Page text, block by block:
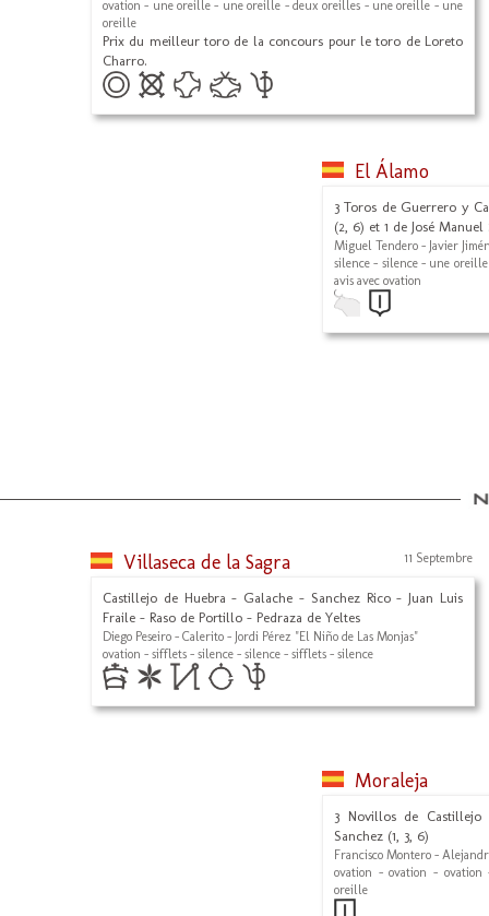
ovation - une oreille - une oreille - deux oreilles - une oreille - une
oreille
Prix du meilleur toro de la concours pour le toro de Loreto
Charro.
El Álamo
3 Toros de Guerrero y
(2, 6) et 1 de José Manuel
Miguel Tendero - Javier
silence - silence - une
avis avec ovation
Villaseca de la Sagra 11 Septembre
Castillejo de Huebra - Galache - Sanchez Rico - Juan Luis
Fraile - Raso de Portillo - Pedraza de Yeltes
Diego Peseiro - Calerito - Jordi Pérez "El Niño de Las Monjas"
ovation - sifflets - silence - silence - sifflets - silence
Moraleja
3 Novillos de
Sanchez (1, 3, 6)
Francisco Montero -
ovation - ovation -
oreille